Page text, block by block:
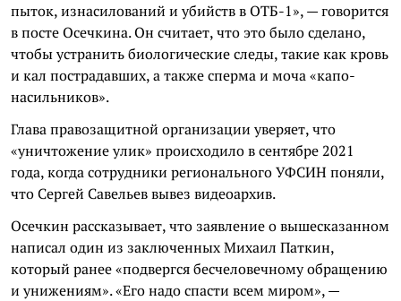
пыток, изнасилований и убийств в ОТБ-1», — говорится
в посте Осечкина. Он считает, что это было сделано,
чтобы устранить биологические следы, такие как кровь
и кал пострадавших, а также сперма и моча «капо-
насильников».
Глава правозащитной организации уверяет, что
«уничтожение улик» происходило в сентябре 2021
года, когда сотрудники регионального УФСИН поняли,
что Сергей Савельев вывез видеоархив.
Осечкин рассказывает, что заявление о вышесказанном
написал один из заключенных Михаил Паткин,
который ранее «подвергся бесчеловечному обращению
и унижениям». «Его надо спасти всем миром», —